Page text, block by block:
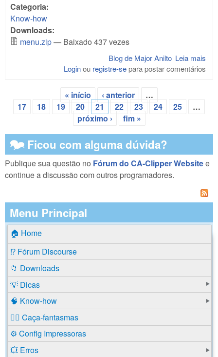
Categoria:
Know-how
Downloads:
menu.zip— Baixado 437 vezes
Leia mais
Blog de Major Anilto
Loginou registre-separa postar comentários
Páginas
« início ‹ anterior
…
17
18 19 20 21 22 23 24 25
…
próximo ›
fim »
🗫 Ficou com alguma dúvida?
Publique sua questão no Fórum do CA-Clipper Websitee
continue a discussão com outros programadores.
Menu Principal
🏠 Home
⁉️ Fórum Discourse
📁 Downloads
💡 Dicas
🧠 Know-how
🕵️‍♂️ Caça-fantasmas
⚙️ Config Impressoras
💥 Erros